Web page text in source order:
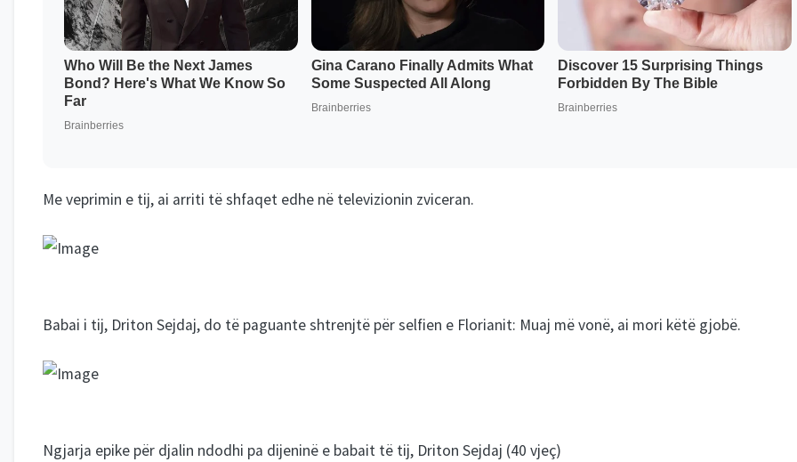
Me veprimin e tij, ai arriti të shfaqet edhe në televizionin zviceran.
Babai i tij, Driton Sejdaj, do të paguante shtrenjtë për selfien e Florianit: Muaj më vonë, ai mori këtë gjobë.
Ngjarja epike për djalin ndodhi pa dijeninë e babait të tij, Driton Sejdaj (40 vjeç)